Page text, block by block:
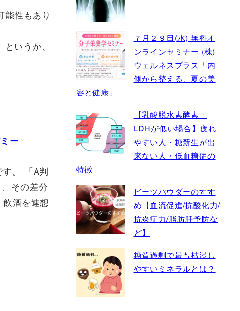
能性もあり
いうか、
ー
。 「A判
その差分
酒を連想
７月２９日(水) 無料オ
ンラインセミナー (株)
ウェルネスプラス「内
側から整える、夏の美
容と健康」
【乳酸脱水素酵素・
LDHが低い場合】疲れ
やすい人・糖新生が出
来ない人・低血糖症の
特徴
ビーツパウダーのすす
め【血流促進/抗酸化力/
抗炎症力/脂肪肝予防な
ど】
糖質過剰で最も枯渇し
やすいミネラルとは？